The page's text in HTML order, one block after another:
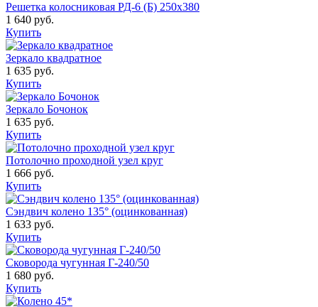
Решетка колосниковая РД-6 (Б) 250х380
1 640 руб.
Купить
Зеркало квадратное
1 635 руб.
Купить
Зеркало Бочонок
1 635 руб.
Купить
Потолочно проходной узел круг
1 666 руб.
Купить
Сэндвич колено 135° (оцинкованная)
1 633 руб.
Купить
Сковорода чугунная Г-240/50
1 680 руб.
Купить